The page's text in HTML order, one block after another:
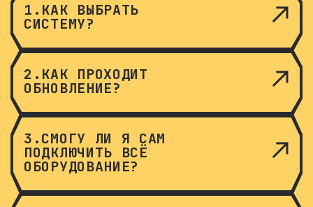
1.КАК ВЫБРАТЬ
СИСТЕМУ?
2.КАК ПРОХОДИТ
ОБНОВЛЕНИЕ?
3.СМОГУ ЛИ Я САМ
ПОДКЛЮЧИТЬ ВСЁ
ОБОРУДОВАНИЕ?